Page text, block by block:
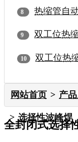
热缩管自
双工位热
双工位热
网站首页 产
选择性波峰焊
全封闭式选择